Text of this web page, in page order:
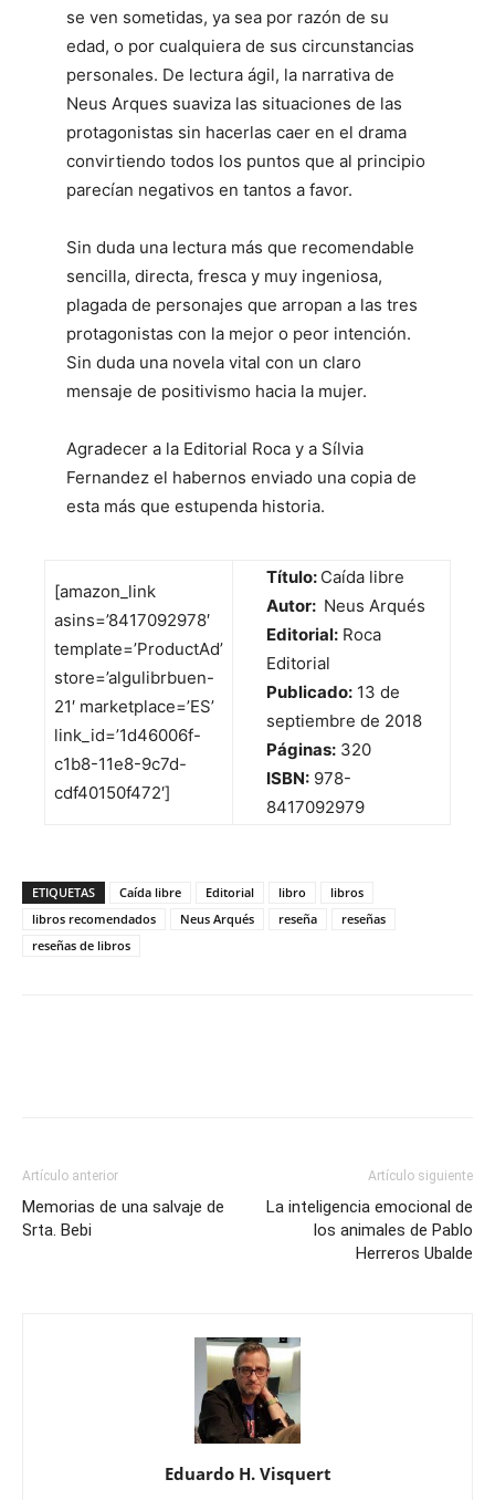
se ven sometidas, ya sea por razón de su
edad, o por cualquiera de sus circunstancias
personales. De lectura ágil, la narrativa de
Neus Arques suaviza las situaciones de las
protagonistas sin hacerlas caer en el drama
convirtiendo todos los puntos que al principio
parecían negativos en tantos a favor.
Sin duda una lectura más que recomendable
sencilla, directa, fresca y muy ingeniosa,
plagada de personajes que arropan a las tres
protagonistas con la mejor o peor intención.
Sin duda una novela vital con un claro
mensaje de positivismo hacia la mujer.
Agradecer a la Editorial Roca y a Sílvia
Fernandez el habernos enviado una copia de
esta más que estupenda historia.
[amazon_link
asins=’8417092978′
template=’ProductAd’
store=’algulibrbuen-
21′ marketplace=’ES’
link_id=’1d46006f-
c1b8-11e8-9c7d-
cdf40150f472′]
Título: Caída libre
Autor: Neus Arqués
Editorial: Roca
Editorial
Publicado: 13 de
septiembre de 2018
Páginas: 320
ISBN: 978-
8417092979
ETIQUETAS Caída libre Editorial libro
libros
libros recomendados
Neus Arqués reseña
reseñas
reseñas de libros
Artículo anterior
Memorias de una salvaje de
Srta. Bebi
Artículo siguiente
La inteligencia emocional de
los animales de Pablo
Herreros Ubalde
Eduardo H. Visquert